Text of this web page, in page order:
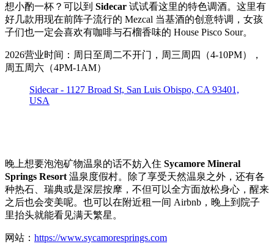
想小酌一杯？可以到 Sidecar 试试看这里的特色调酒。这里有
好几款用现在前阵子流行的 Mezcal 当基酒的创意特调，女孩
子们也一定会喜欢有咖啡与石榴香味的 House Pisco Sour。
2026营业时间：周日至周二不开门，周三周四（4-10PM），
周五周六（4PM-1AM）
Sidecar - 1127 Broad St, San Luis Obispo, CA 93401,
USA
晚上想要泡泡矿物温泉的话不妨入住 Sycamore Mineral
Springs Resort 温泉度假村。除了享受天然温泉之外，还有各
种热石、瑞典或是深层按摩，不但可以全方面放松身心，醒来
之后也会变美呢。也可以在附近租一间 Airbnb，晚上到院子
里抬头就能看见满天繁星。
网站： https://www.sycamoresprings.com